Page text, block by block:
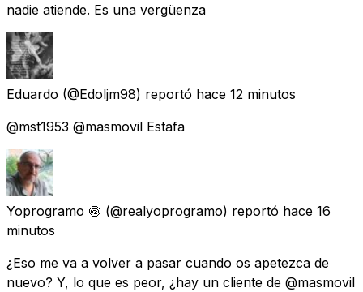
nadie atiende. Es una vergüenza
Eduardo (@Edoljm98) reportó hace 12 minutos
@mst1953 @masmovil Estafa
Yoprogramo 🍥 (@realyoprogramo) reportó hace 16
minutos
¿Eso me va a volver a pasar cuando os apetezca de
nuevo? Y, lo que es peor, ¿hay un cliente de @masmovil